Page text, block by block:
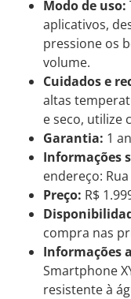
Modo de uso:
aplicativos,
pressione os
volume.
Cuidados e
altas
e seco, utilize
Garantia: 1
Informações
endereço: Rua
Preço: R$
compra nas
Informações
Smartphone
resistente à